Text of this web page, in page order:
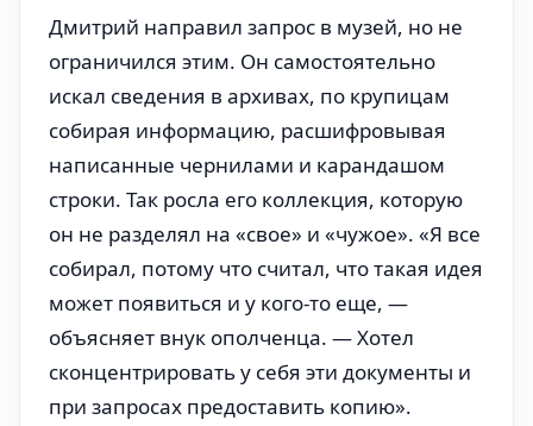
Дмитрий направил запрос в музей, но не
ограничился этим. Он самостоятельно
искал сведения в архивах, по крупицам
собирая информацию, расшифровывая
написанные чернилами и карандашом
строки. Так росла его коллекция, которую
он не разделял на «свое» и «чужое». «Я все
собирал, потому что считал, что такая идея
может появиться и у кого-то еще, —
объясняет внук ополченца. — Хотел
сконцентрировать у себя эти документы и
при запросах предоставить копию».